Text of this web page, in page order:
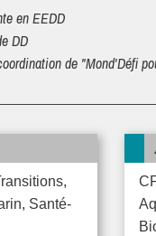
en EEDD
DD
de "Mond'Défi
Santé-
CFEEDD / Ifrée / CRESS Nouvelle-